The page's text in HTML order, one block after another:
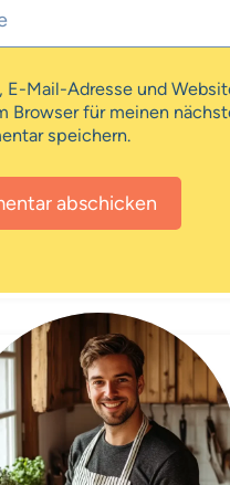
E-Mail-Adresse und
Browser für meinen
speichern.